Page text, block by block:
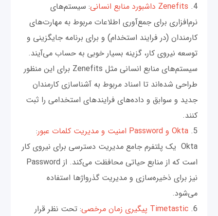
4. Zenefits داشبورد منابع انسانی
: سیستم‌های
نرم‌افزاری برای جمع‌آوری اطلاعات مربوط به مهارت‌های
کارمندان (در فرایند استخدام) و برای برنامه جایگزینی و
توسعه نیروی کار، گزینه بسیار خوبی به حساب می‌‌آیند.
سیستم‌های منابع انسانی مثل Zenefits برای این منظور
طراحی شده‌اند تا اسناد مربوط به آشناسازی کارمندان
جدید و سوابق و داده‌های فرایندهای استخدامی‌ را ثبت
کنند.
5. Okta و Password امنیت و مدیریت کلمات عبور
:
Okta یک پلتفرم جامع مدیریت دسترسی برای نیروی کار
است که از منابع حیاتی محافظت می‌کند. از Password
نیز برای ذخیره‌سازی و مدیریت گذرواژ‌ها استفاده
می‌شود.
6. Timetastic پیگیری زمان مرخصی
: تحت نظر قرار